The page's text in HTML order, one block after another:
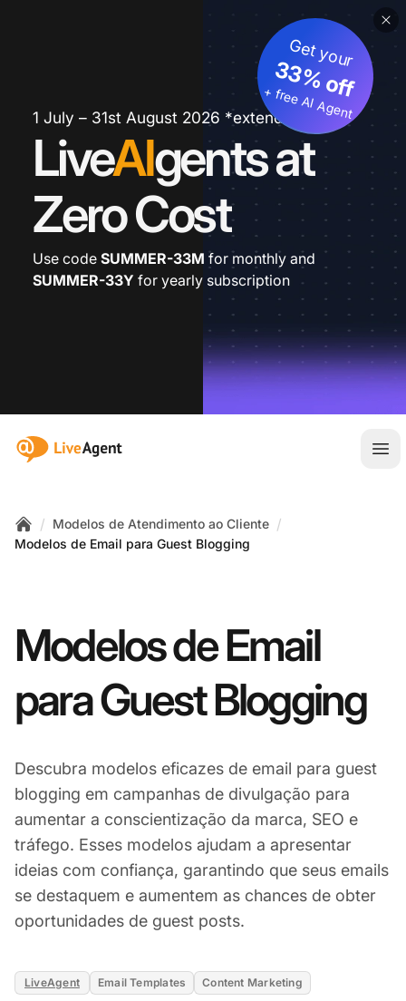
1 July – 31st August 2026 *extended
LiveAIgents at
Zero Cost
Get your
33% off
+ free AI Agent
Use code SUMMER-33M for monthly and
SUMMER-33Y for yearly subscription
:site.title
Home
/ Modelos de Atendimento ao Cliente /
Modelos de Email para Guest Blogging
Modelos de Email
para Guest Blogging
Descubra modelos eficazes de email para guest
blogging em campanhas de divulgação para
aumentar a conscientização da marca, SEO e
tráfego. Esses modelos ajudam a apresentar
ideias com confiança, garantindo que seus emails
se destaquem e aumentem as chances de obter
oportunidades de guest posts.
LiveAgent Email Templates Content Marketing